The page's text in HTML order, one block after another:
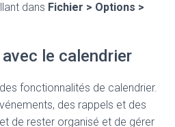
dans Fichier > Options >
le calendrier
fonctionnalités de calendrier.
des rappels et des
de rester organisé et de gérer